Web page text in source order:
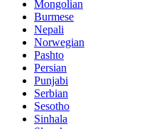
Mongolian
Burmese
Nepali
Norwegian
Pashto
Persian
Punjabi
Serbian
Sesotho
Sinhala